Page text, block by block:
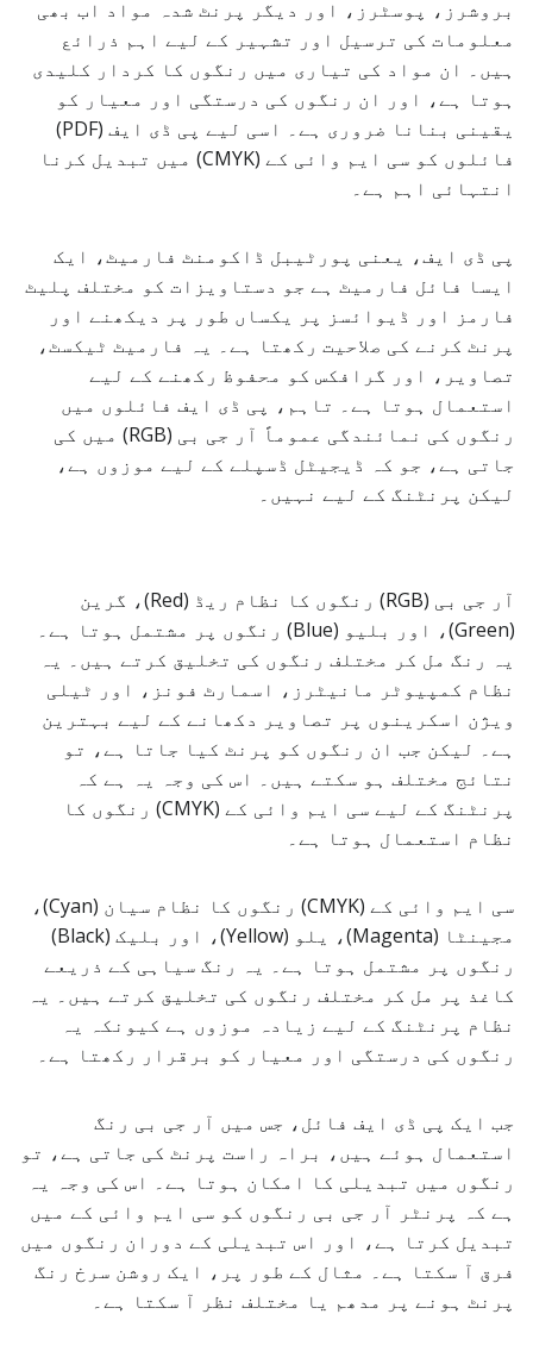
بروشرز، پوسٹرز، اور دیگر پرنٹ شدہ مواد اب بھی
معلومات کی ترسیل اور تشہیر کے لیے اہم ذرائع
ہیں۔ ان مواد کی تیاری میں رنگوں کا کردار کلیدی
ہوتا ہے، اور ان رنگوں کی درستگی اور معیار کو
یقینی بنانا ضروری ہے۔ اسی لیے پی ڈی ایف (PDF)
فائلوں کو سی ایم وائی کے (CMYK) میں تبدیل کرنا
انتہائی اہم ہے۔
پی ڈی ایف، یعنی پورٹیبل ڈاکومنٹ فارمیٹ، ایک
ایسا فائل فارمیٹ ہے جو دستاویزات کو مختلف پلیٹ
فارمز اور ڈیوائسز پر یکساں طور پر دیکھنے اور
پرنٹ کرنے کی صلاحیت رکھتا ہے۔ یہ فارمیٹ ٹیکسٹ،
تصاویر، اور گرافکس کو محفوظ رکھنے کے لیے
استعمال ہوتا ہے۔ تاہم، پی ڈی ایف فائلوں میں
رنگوں کی نمائندگی عموماً آر جی بی (RGB) میں کی
جاتی ہے، جو کہ ڈیجیٹل ڈسپلے کے لیے موزوں ہے،
لیکن پرنٹنگ کے لیے نہیں۔
آر جی بی (RGB) رنگوں کا نظام ریڈ (Red)، گرین
(Green)، اور بلیو (Blue) رنگوں پر مشتمل ہوتا ہے۔
یہ رنگ مل کر مختلف رنگوں کی تخلیق کرتے ہیں۔ یہ
نظام کمپیوٹر مانیٹرز، اسمارٹ فونز، اور ٹیلی
ویژن اسکرینوں پر تصاویر دکھانے کے لیے بہترین
ہے۔ لیکن جب ان رنگوں کو پرنٹ کیا جاتا ہے، تو
نتائج مختلف ہو سکتے ہیں۔ اس کی وجہ یہ ہے کہ
پرنٹنگ کے لیے سی ایم وائی کے (CMYK) رنگوں کا
نظام استعمال ہوتا ہے۔
سی ایم وائی کے (CMYK) رنگوں کا نظام سیان (Cyan)،
مجینٹا (Magenta)، یلو (Yellow)، اور بلیک (Black)
رنگوں پر مشتمل ہوتا ہے۔ یہ رنگ سیاہی کے ذریعے
کاغذ پر مل کر مختلف رنگوں کی تخلیق کرتے ہیں۔ یہ
نظام پرنٹنگ کے لیے زیادہ موزوں ہے کیونکہ یہ
رنگوں کی درستگی اور معیار کو برقرار رکھتا ہے۔
جب ایک پی ڈی ایف فائل، جس میں آر جی بی رنگ
استعمال ہوئے ہیں، براہ راست پرنٹ کی جاتی ہے، تو
رنگوں میں تبدیلی کا امکان ہوتا ہے۔ اس کی وجہ یہ
ہے کہ پرنٹر آر جی بی رنگوں کو سی ایم وائی کے میں
تبدیل کرتا ہے، اور اس تبدیلی کے دوران رنگوں میں
فرق آ سکتا ہے۔ مثال کے طور پر، ایک روشن سرخ رنگ
پرنٹ ہونے پر مدھم یا مختلف نظر آ سکتا ہے۔